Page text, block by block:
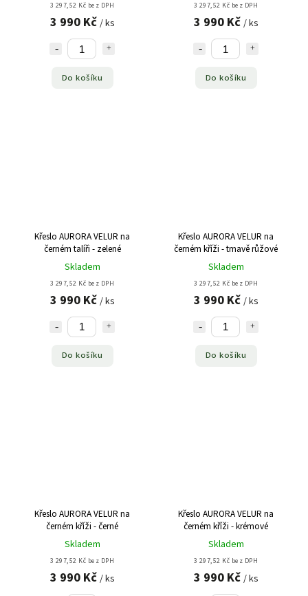
3 297,52 Kč bez DPH
3 990 Kč / ks
Do košíku
3 297,52 Kč bez DPH
3 990 Kč / ks
Do košíku
Křeslo AURORA VELUR na
černém talíři - zelené
Skladem
3 297,52 Kč bez DPH
3 990 Kč / ks
Do košíku
Křeslo AURORA VELUR na
černém kříži - tmavě růžové
Skladem
3 297,52 Kč bez DPH
3 990 Kč / ks
Do košíku
Křeslo AURORA VELUR na
černém kříži - černé
Skladem
3 297,52 Kč bez DPH
3 990 Kč / ks
Křeslo AURORA VELUR na
černém kříži - krémové
Skladem
3 297,52 Kč bez DPH
3 990 Kč / ks